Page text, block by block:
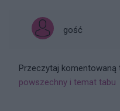
gość
Przeczytaj komentowaną
powszechny i temat tabu